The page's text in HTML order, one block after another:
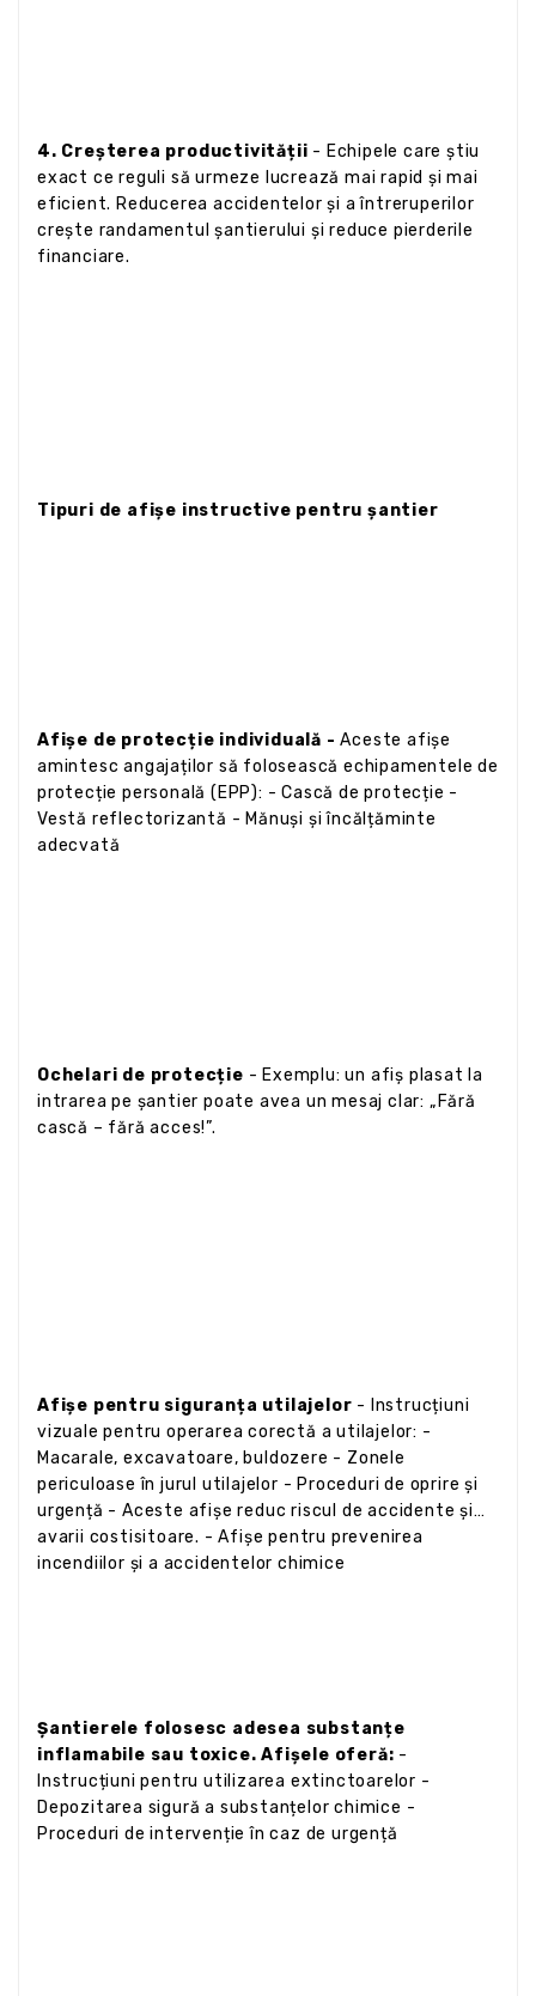
4. Creșterea productivității - Echipele care știu
exact ce reguli să urmeze lucrează mai rapid și mai
eficient. Reducerea accidentelor și a întreruperilor
crește randamentul șantierului și reduce pierderile
financiare.
Tipuri de afișe instructive pentru șantier
Afișe de protecție individuală - Aceste afișe
amintesc angajaților să folosească echipamentele de
protecție personală (EPP): - Cască de protecție -
Vestă reflectorizantă - Mănuși și încălțăminte
adecvată
Ochelari de protecție - Exemplu: un afiș plasat la
intrarea pe șantier poate avea un mesaj clar: „Fără
cască – fără acces!”.
Afișe pentru siguranța utilajelor - Instrucțiuni
vizuale pentru operarea corectă a utilajelor: -
Macarale, excavatoare, buldozere - Zonele
periculoase în jurul utilajelor - Proceduri de oprire și
urgență - Aceste afișe reduc riscul de accidente și
avarii costisitoare. - Afișe pentru prevenirea
incendiilor și a accidentelor chimice
Șantierele folosesc adesea substanțe
inflamabile sau toxice. Afișele oferă: -
Instrucțiuni pentru utilizarea extinctoarelor -
Depozitarea sigură a substanțelor chimice -
Proceduri de intervenție în caz de urgență